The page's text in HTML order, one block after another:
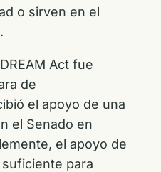
o sirven en el
Act fue
de
el apoyo de una
el Senado en
el apoyo de
para